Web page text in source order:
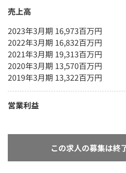
売上高
2023年3月期 16,973百万円
2022年3月期 16,832百万円
2021年3月期 19,313百万円
2020年3月期 13,570百万円
2019年3月期 13,322百万円
営業利益
この求人の募集は終